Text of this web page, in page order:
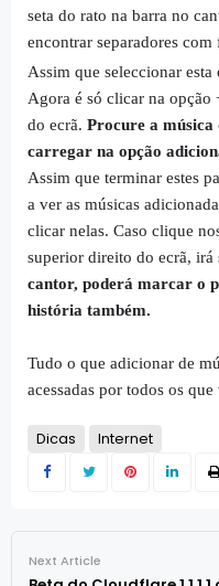
seta do rato na barra no
encontrar separadores
Assim que seleccionar
Agora é só clicar na opção
do ecrã. Procure a música
carregar na opção
Assim que terminar estes
a ver as músicas
clicar nelas. Caso clique
superior direito do ecrã, irá
cantor, poderá marcar o
história também.
Tudo o que adicionar de
acessadas por todos os
Dicas Internet
Next Article